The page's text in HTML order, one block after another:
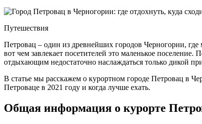
Путешествия
Петровац – один из древнейших городов Черногории,
вот чем завлекает посетителей это маленькое
отдыхающим недостаточно наслаждаться только дикой
В статье мы расскажем о курортном городе Петровац в
Петроваце в 2021 году и когда лучше ехать.
Общая информация о курорте